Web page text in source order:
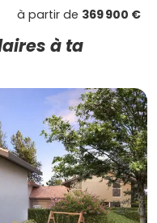
à partir de 369 900 €
à ta